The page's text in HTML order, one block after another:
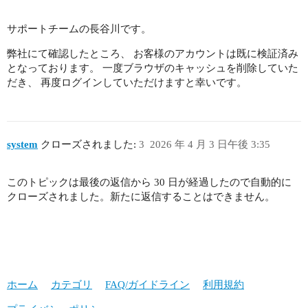
サポートチームの長谷川です。
弊社にて確認したところ、 お客様のアカウントは既に検証済み
となっております。 一度ブラウザのキャッシュを削除していた
だき、 再度ログインしていただけますと幸いです。
system クローズされました: 2026 年 4 月 3 日午後 3:35
3
このトピックは最後の返信から 30 日が経過したので自動的に
クローズされました。新たに返信することはできません。
ホーム カテゴリ FAQ/ガイドライン 利用規約